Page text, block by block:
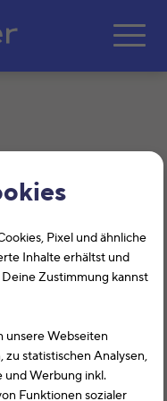
Pixel und ähnliche
Inhalte erhältst und
Zustimmung kannst
unsere Webseiten
zu statistischen Analysen,
und Werbung inkl.
Funktionen sozialer
Hauptinhalt
Erhebung
alle
München
80797,
(Bayern) hilft Dir bei